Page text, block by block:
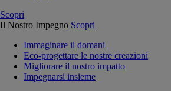
Scopri
Il Nostro Impegno Scopri
Immaginare il domani
Eco-progettare le nostre creazioni
Migliorare il nostro impatto
Impegnarsi insieme